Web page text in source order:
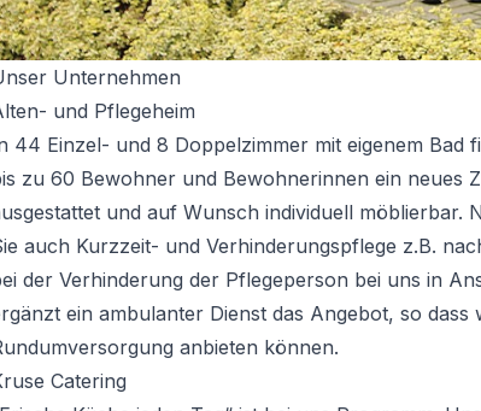
Unternehmen
und Pflegeheim
44 Einzel- und 8 Doppelzimmer mit eigenem Bad
zu 60 Bewohner und Bewohnerinnen ein neues
und auf Wunsch individuell möblierbar.
auch Kurzzeit- und Verhinderungspflege z.B.
der Verhinderung der Pflegeperson bei uns in
ein ambulanter Dienst das Angebot, so dass
anbieten können.
Catering